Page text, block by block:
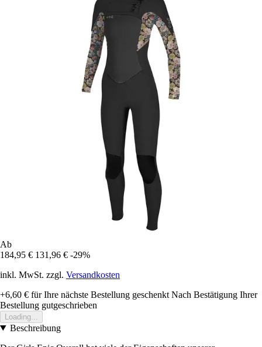
Ab
184,95 € 131,96 € -29%
inkl. MwSt. zzgl. Versandkosten
+6,60 € für Ihre nächste Bestellung geschenkt Nach Bestätigung Ihrer
Bestellung gutgeschrieben
Loading...
Beschreibung